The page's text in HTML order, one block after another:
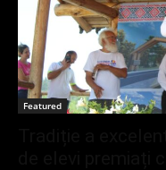
Featured